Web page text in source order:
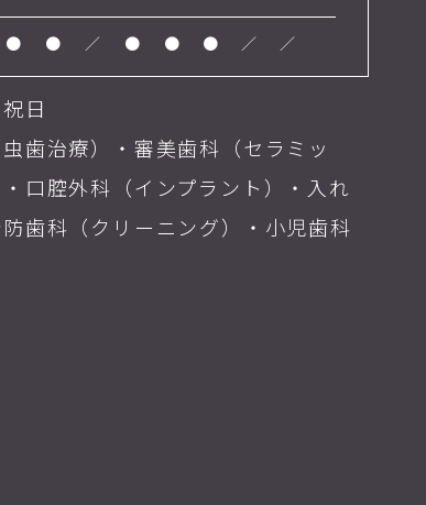
● ● ／ ● ● ● ／ ／
日
歯治療）・審美歯科（セラミッ
口腔外科（インプラント）・入れ
歯科（クリーニング）・小児歯科